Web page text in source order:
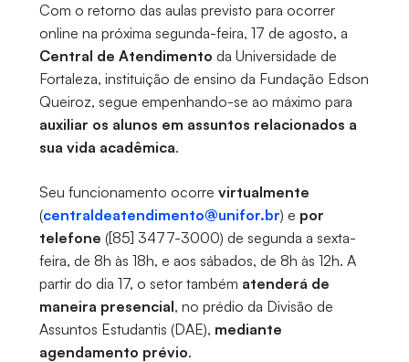
Com o retorno das aulas previsto para ocorrer
online na próxima segunda-feira, 17 de agosto, a
Central de Atendimento da Universidade de
Fortaleza, instituição de ensino da Fundação Edson
Queiroz, segue empenhando-se ao máximo para
auxiliar os alunos em assuntos relacionados a
sua vida acadêmica.
Seu funcionamento ocorre virtualmente
(centraldeatendimento@unifor.br) e por
telefone ([85] 3477-3000) de segunda a sexta-
feira, de 8h às 18h, e aos sábados, de 8h às 12h. A
partir do dia 17, o setor também atenderá de
maneira presencial, no prédio da Divisão de
Assuntos Estudantis (DAE), mediante
agendamento prévio.